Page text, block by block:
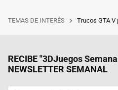
TEMAS DE INTERÉS Trucos GTA V
RECIBE "3DJuegos
NEWSLETTER SEMANAL